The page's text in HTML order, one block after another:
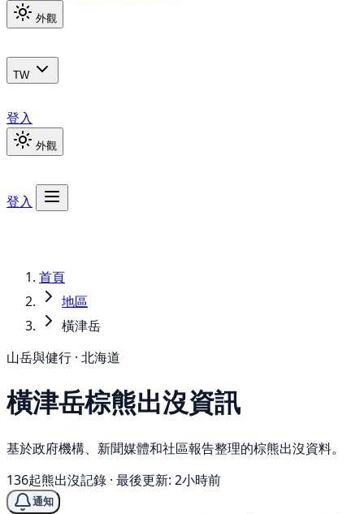
外觀
TW
登入
外觀
登入
首頁
地區
橫津岳
山岳與健行 · 北海道
橫津岳棕熊出沒資訊
基於政府機構、新聞媒體和社區報告整理的棕熊出沒資料。
136起熊出沒記錄 · 最後更新: 2小時前
通知